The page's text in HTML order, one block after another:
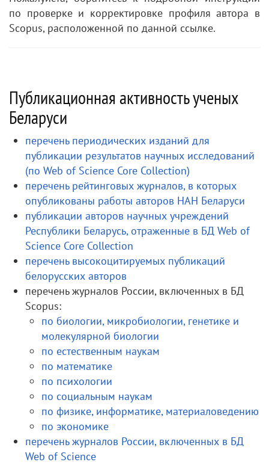
по проверке и корректировке профиля автора в
Scopus, расположенной по данной ссылке.
Публикационная активность ученых
Беларуси
перечень периодических изданий для
публикации результатов научных исследований
(по Web of Science Core Collection)
перечень рейтинговых журналов, в которых
опубликованы работы авторов НАН Беларуси
публикации авторов научных учреждений
Республики Беларусь, отраженные в БД Web of
Science Core Collection
перечень высокоцитируемых публикаций
белорусских авторов
перечень журналов России, включенных в БД
Scopus:
по биологии, микробиологии, генетике и
молекулярной биологии
по естественным наукам
по математике
по психологии
по социальным наукам
по физике, информатике, материаловедению
по экономике
перечень журналов России, включенных в БД
Web of Science